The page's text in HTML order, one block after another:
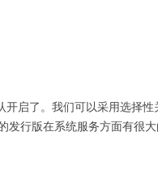
启了。我们可以采用选择性
发行版在系统服务方面有很